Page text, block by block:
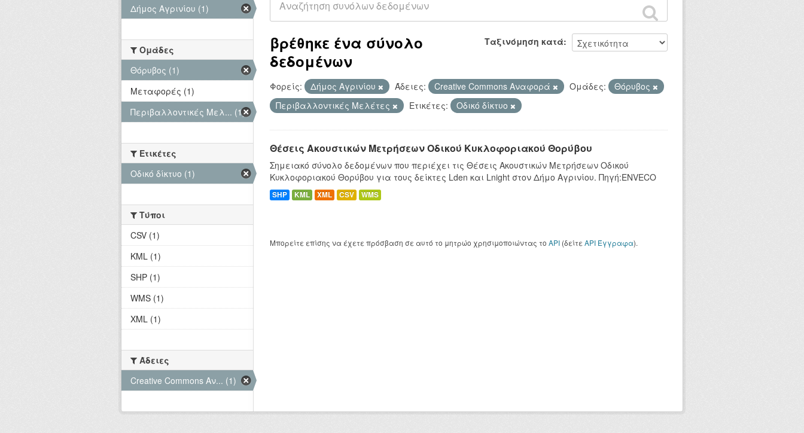
Ταξινόμηση κατά
βρέθηκε ένα σύνολο
δεδομένων
Φορείς: Δήμος Αγρινίου Άδειες: Creative Commons Αναφορά Ομάδες:
Θόρυβος
Περιβαλλοντικές Μελέτες
Ετικέτες: Οδικό δίκτυο
Θέσεις Ακουστικών Μετρήσεων Οδικού Κυκλοφοριακού Θορύβου
Σημειακό σύνολο δεδομένων που περιέχει τις Θέσεις Ακουστικών Μετρήσεων Οδικού
Κυκλοφοριακού Θορύβου για τους δείκτες Lden και Lnight στον Δήμο Αγρινίου. Πηγή:ENVECO
SHP KML XML CSV WMS
Μπορείτε επίσης να έχετε πρόσβαση σε αυτό το μητρώο χρησιμοποιώντας το API (δείτε API Έγγραφα).
Δήμος Αγρινίου (1)
Ομάδες
Θόρυβος (1)
Μεταφορές (1)
Περιβαλλοντικές Μελ... (1)
Ετικέτες
Οδικό δίκτυο (1)
Τύποι
CSV (1)
KML (1)
SHP (1)
WMS (1)
XML (1)
Άδειες
Creative Commons Αν... (1)